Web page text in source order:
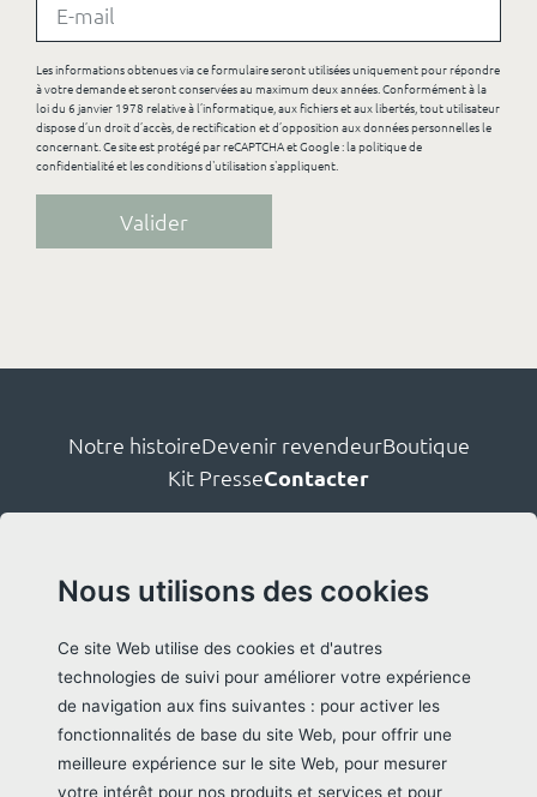
Nous utilisons des cookies
Ce site Web utilise des cookies et d'autres
technologies de suivi pour améliorer votre expérience
de navigation aux fins suivantes : pour activer les
fonctionnalités de base du site Web, pour offrir une
meilleure expérience sur le site Web, pour mesurer
votre intérêt pour nos produits et services et pour
Les informations obtenues via ce formulaire seront utilisées uniquement pour répondre
à votre demande et seront conservées au maximum deux années. Conformément à la
loi du 6 janvier 1978 relative à l’informatique, aux fichiers et aux libertés, tout utilisateur
dispose d’un droit d’accès, de rectification et d’opposition aux données personnelles le
concernant. Ce site est protégé par reCAPTCHA et Google :la politique de
confidentialitéetles conditions d'utilisation s'appliquent.
Valider
Notre histoireDevenir revendeurBoutique
Kit PresseContacter
Suivez-nous
illo, le protecteur de vos savons solides.